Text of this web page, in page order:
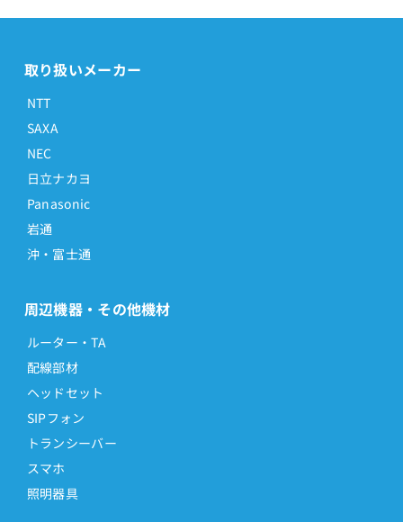
取り扱いメーカー
NTT
SAXA
NEC
日立ナカヨ
Panasonic
岩通
沖・富士通
周辺機器・その他機材
ルーター・TA
配線部材
ヘッドセット
SIPフォン
トランシーバー
スマホ
照明器具